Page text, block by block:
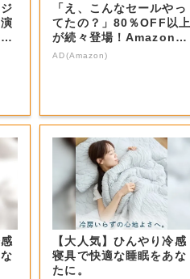
「え、こんなセールやっ
てたの？」80％OFF以上
が続々登場！Amazonの
本気が...
AD(Amazon)
【大人気】ひんやり冷感
寝具で快適な睡眠をあな
たに。